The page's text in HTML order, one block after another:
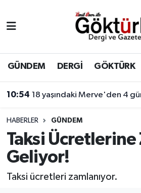
GÜNDEM DERGİ GÖKTÜRK
10:54 18 yaşındaki Merve'den 4 gündür haber alınamıyor! Kayıp genç kıza
HABERLER GÜNDEM
Taksi Ücretlerine
Geliyor!
Taksi ücretleri zamlanıyor.
BİLİM
DERGİ
DÜNYA
EĞİTİM
EKONOMİ
Eyüpsultan Hava Durumu
Eyüpsultan Trafik Yoğunluk
Süper Lig Puan Durumu ve
Tüm Manşetler
Son Dakika Haberleri
Haber Arşivi